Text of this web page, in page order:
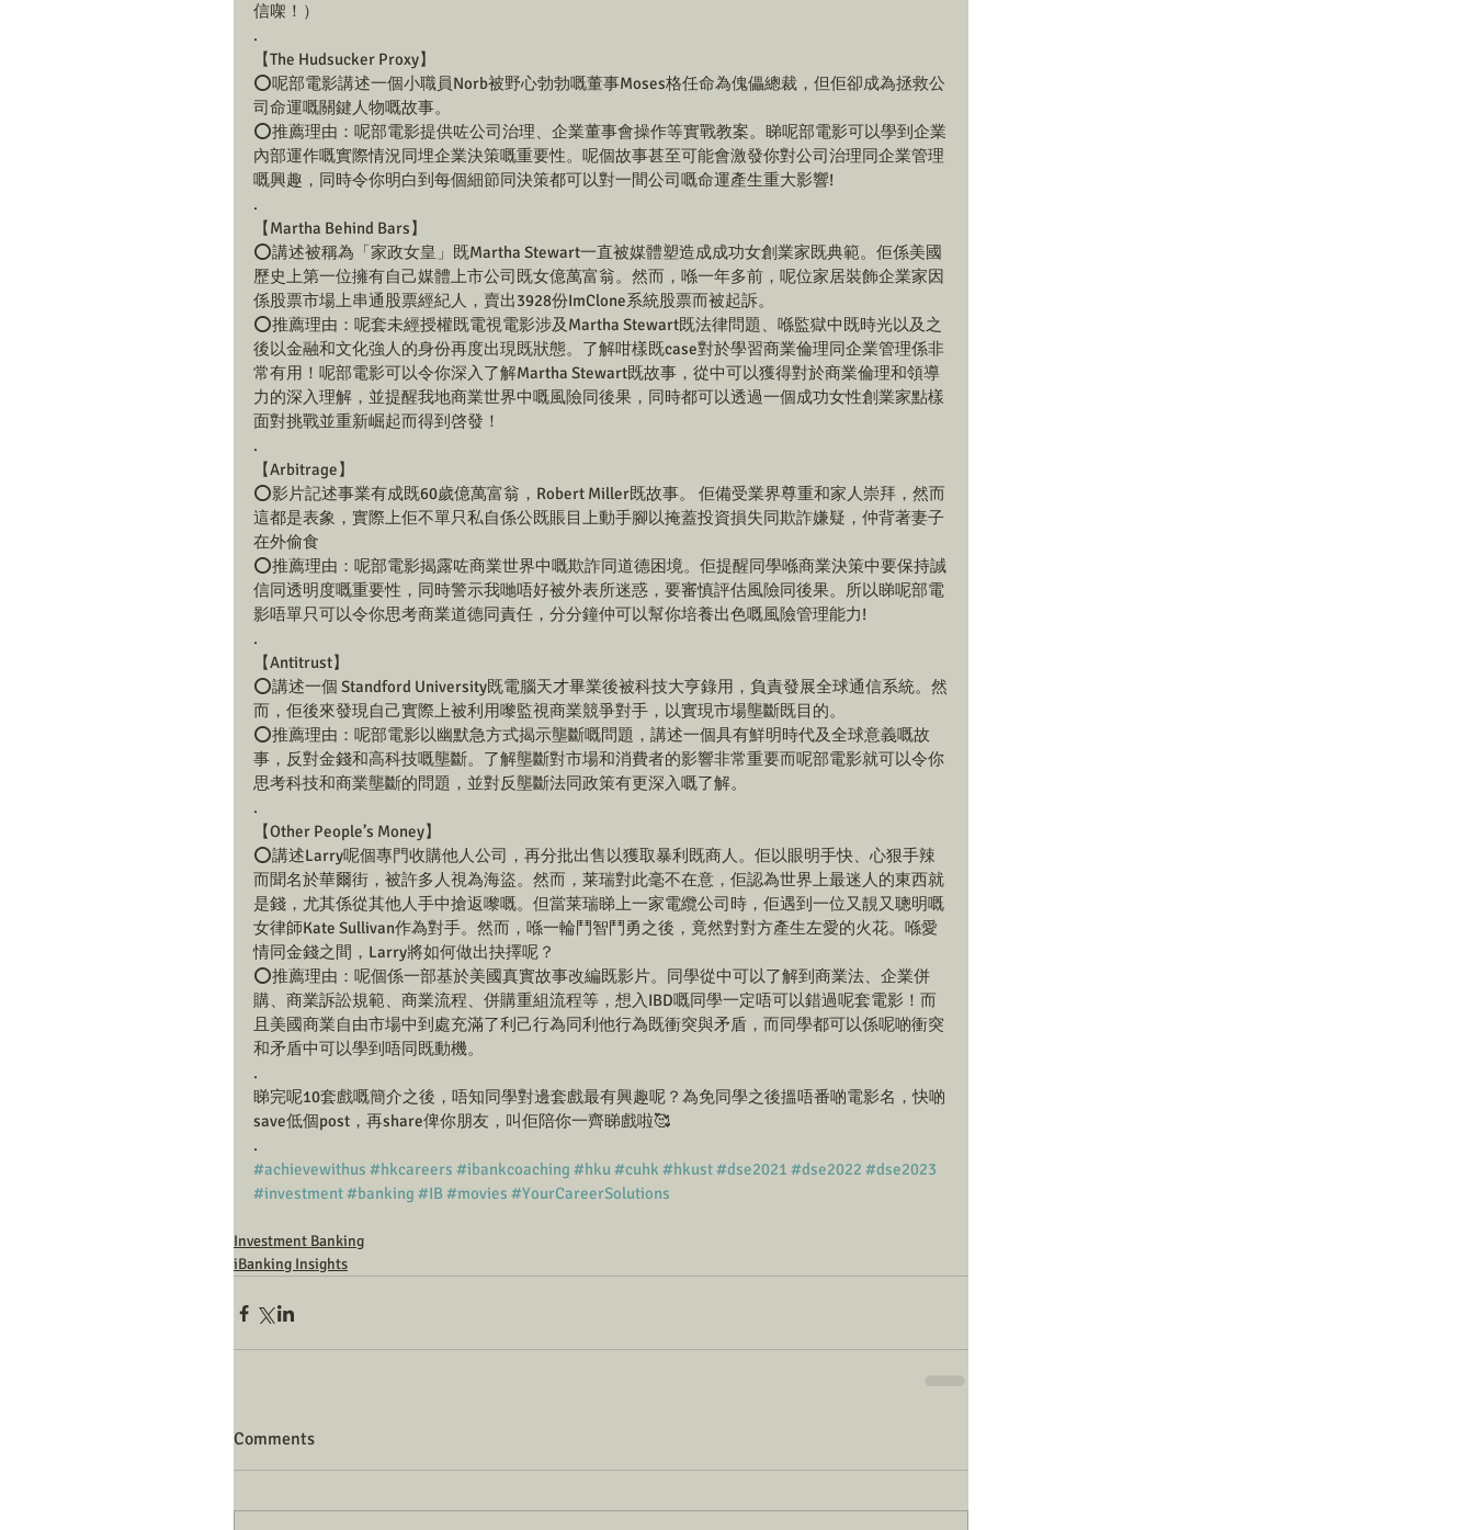
信㗎！）
.
【The Hudsucker Proxy】
⭕️呢部電影講述一個小職員Norb被野心勃勃嘅董事Moses格任命為傀儡總裁，但佢卻成為拯救公
司命運嘅關鍵人物嘅故事。
⭕️推薦理由：呢部電影提供咗公司治理、企業董事會操作等實戰教案。睇呢部電影可以學到企業
內部運作嘅實際情況同埋企業決策嘅重要性。呢個故事甚至可能會激發你對公司治理同企業管理
嘅興趣，同時令你明白到每個細節同決策都可以對一間公司嘅命運產生重大影響!
.
【Martha Behind Bars】
⭕️講述被稱為「家政女皇」既Martha Stewart一直被媒體塑造成成功女創業家既典範。佢係美國
歷史上第一位擁有自己媒體上市公司既女億萬富翁。然而，喺一年多前，呢位家居裝飾企業家因
係股票市場上串通股票經紀人，賣出3928份ImClone系統股票而被起訴。
⭕️推薦理由：呢套未經授權既電視電影涉及Martha Stewart既法律問題、喺監獄中既時光以及之
後以金融和文化強人的身份再度出現既狀態。了解咁樣既case對於學習商業倫理同企業管理係非
常有用！呢部電影可以令你深入了解Martha Stewart既故事，從中可以獲得對於商業倫理和領導
力的深入理解，並提醒我地商業世界中嘅風險同後果，同時都可以透過一個成功女性創業家點樣
面對挑戰並重新崛起而得到啓發！
.
【Arbitrage】
⭕️影片記述事業有成既60歲億萬富翁，Robert Miller既故事。 佢備受業界尊重和家人崇拜，然而
這都是表象，實際上佢不單只私自係公既賬目上動手腳以掩蓋投資損失同欺詐嫌疑，仲背著妻子
在外偷食
⭕️推薦理由：呢部電影揭露咗商業世界中嘅欺詐同道德困境。佢提醒同學喺商業決策中要保持誠
信同透明度嘅重要性，同時警示我哋唔好被外表所迷惑，要審慎評估風險同後果。所以睇呢部電
影唔單只可以令你思考商業道德同責任，分分鐘仲可以幫你培養出色嘅風險管理能力!
.
【Antitrust】
⭕️講述一個 Standford University既電腦天才畢業後被科技大亨錄用，負責發展全球通信系統。然
而，佢後來發現自己實際上被利用嚟監視商業競爭對手，以實現市場壟斷既目的。
⭕️推薦理由：呢部電影以幽默急方式揭示壟斷嘅問題，講述一個具有鮮明時代及全球意義嘅故
事，反對金錢和高科技嘅壟斷。了解壟斷對市場和消費者的影響非常重要而呢部電影就可以令你
思考科技和商業壟斷的問題，並對反壟斷法同政策有更深入嘅了解。
.
【Other People’s Money】
⭕️講述Larry呢個專門收購他人公司，再分批出售以獲取暴利既商人。佢以眼明手快、心狠手辣
而聞名於華爾街，被許多人視為海盜。然而，莱瑞對此毫不在意，佢認為世界上最迷人的東西就
是錢，尤其係從其他人手中搶返嚟嘅。但當莱瑞睇上一家電纜公司時，佢遇到一位又靚又聰明嘅
女律師Kate Sullivan作為對手。然而，喺一輪鬥智鬥勇之後，竟然對對方產生左愛的火花。喺愛
情同金錢之間，Larry將如何做出抉擇呢？
⭕️推薦理由：呢個係一部基於美國真實故事改編既影片。同學從中可以了解到商業法、企業併
購、商業訴訟規範、商業流程、併購重組流程等，想入IBD嘅同學一定唔可以錯過呢套電影！而
且美國商業自由市場中到處充滿了利己行為同利他行為既衝突與矛盾，而同學都可以係呢啲衝突
和矛盾中可以學到唔同既動機。
.
睇完呢10套戲嘅簡介之後，唔知同學對邊套戲最有興趣呢？為免同學之後搵唔番啲電影名，快啲
save低個post，再share俾你朋友，叫佢陪你一齊睇戲啦🥰
.
#achievewithus #hkcareers #ibankcoaching #hku#cuhk #hkust#dse2021 #dse2022 #dse2023
#investment#banking #IB#movies #YourCareerSolutions
Investment Banking
iBanking Insights
Comments